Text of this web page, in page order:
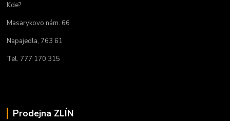
Kde?
Masarykovo nám. 66
Napajedla, 763 61
Tel. 777 170 315
Prodejna ZLÍN